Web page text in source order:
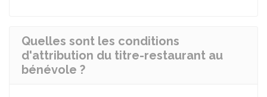
Quelles sont les conditions
d'attribution du titre-restaurant au
bénévole ?